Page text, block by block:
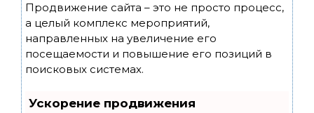
Продвижение сайта – это не просто процесс,
а целый комплекс мероприятий,
направленных на увеличение его
посещаемости и повышение его позиций в
поисковых системах.
Ускорение продвижения